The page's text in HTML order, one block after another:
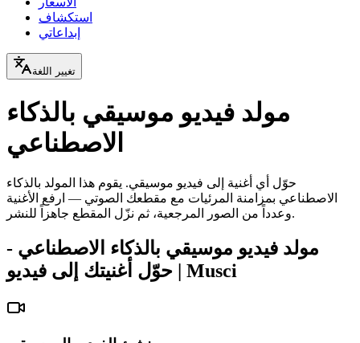
استكشاف
إبداعاتي
تغيير اللغة
مولد فيديو موسيقي بالذكاء
الاصطناعي
حوّل أي أغنية إلى فيديو موسيقي. يقوم هذا المولد بالذكاء
الاصطناعي بمزامنة المرئيات مع مقطعك الصوتي — ارفع الأغنية
وعدداً من الصور المرجعية، ثم نزّل المقطع جاهزاً للنشر.
مولد فيديو موسيقي بالذكاء الاصطناعي -
حوّل أغنيتك إلى فيديو | Musci